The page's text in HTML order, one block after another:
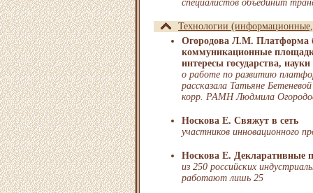
специалистов объединит
Технологии
Огородова Л.М. Платформа
коммуникационные
интересы государства, науки
о работе по развитию
рассказала Татьяне
корр. РАМН Людмила
Носкова Е. Свяжут в сеть
участников инновационного
Носкова Е. Декларативные
из 250 российских
работают лишь 25